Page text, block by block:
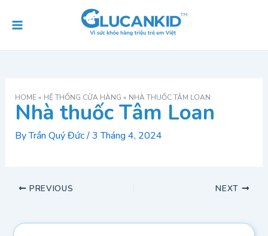
Menu
HOME HỆ THỐNG CỬA HÀNG NHÀ THUỐC TÂM LOAN
Nhà thuốc Tâm Loan
ByTrần Quý Đức/3 Tháng 4, 2024
navigation
PREVIOUS NEXT